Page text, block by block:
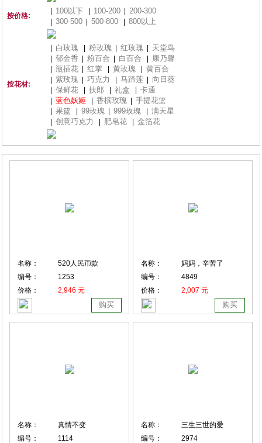
按价格:
100以下 100-200 200-300
300-500 500-800 800以上
按花材:
白玫瑰 粉玫瑰 红玫瑰 天堂鸟
郁金香 粉百合 白百合 康乃馨
瓶插花 红掌 黄玫瑰 黄百合
紫玫瑰 巧克力 马蹄莲 向日葵
保鲜花 扶郎 礼盒 卡通
蓝色妖姬 香槟玫瑰 手提花篮
果篮 99玫瑰 999玫瑰 满天星
创意巧克力 肥皂花 金箔花
名称：
520人民币款
编号：
1253
价格：
2,946 元
购买
名称：
妈妈，辛苦了
编号：
4849
价格：
2,007 元
购买
名称：
真情不变
编号：
1114
名称：
三生三世的爱
编号：
2974